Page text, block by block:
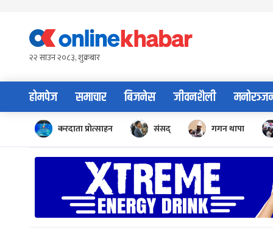
content२२ साउन २०८३, शुक्रबार
होमपेज समाचार बिजनेस जीवनशैली
करदाता प्रोत्साहन संसद् गगन थापा